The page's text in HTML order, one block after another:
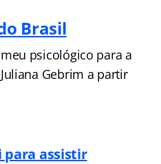
Brasil
psicológico para a
Gebrim a partir
para assistir